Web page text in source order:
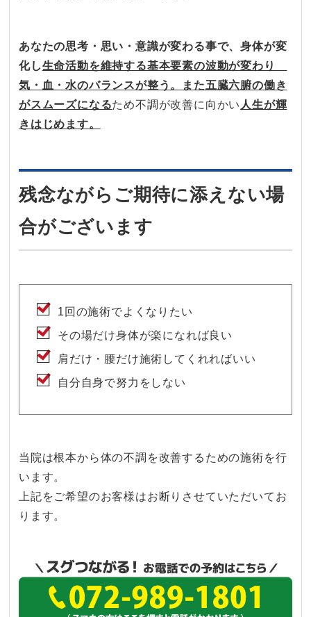
あなたの思考・思い・意識が変わる事で、身体が変
化し生命活動を維持する基本要素の波動が変わり
気・血・水のバランスが整う。また五臓六腑の働き
がスムーズになるため不調が改善に向かい 人生が輝
きはじめます。
残念ながらご期待に添えない場
合がございます
1回の施術でよくなりたい
その場だけ身体が楽になれば良い
肩だけ・腰だけ施術してくれればいい
自分自身で努力をしない
当院は根本から体の不調を改善するための施術を行
います。
上記をご希望のお客様はお断りさせていただいてお
ります。